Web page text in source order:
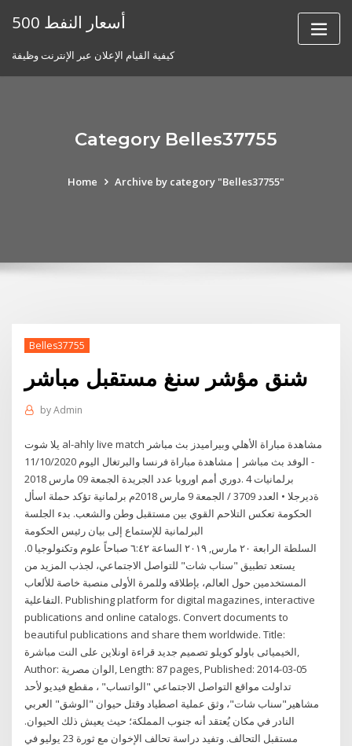
أسعار النفط 500
كيفية القيام الإعلان عبر الإنترنت وظيفة
Category Belles37755
Home Archive by category "Belles37755"
Belles37755
شنق مؤشر سنغ مستقبل مباشر
byAdmin
يلا شوت al-ahly live match مشاهدة مباراة الأهلي وبيراميدز بث مباشر
- الوفد بث مباشر | مشاهدة مباراة فرنسا والبرتغال اليوم 11/10/2020
دوري أمم اوروبا عدد الجريدة الجمعة 09 مارس 2018. ‫‪4‬‬ ‫برلمانيات‬
‫ةديرجلا‬ ‫•‬ ‫العدد ‪ / 3709‬الجمعة ‪ 9‬مارس ‪2018‬م برلمانية تؤكد حملة اسأل
الحكومة تعكس التلاحم القوي بين مستقبل وطن والشعب. بدء الجلسة
البرلمانية للإستماع إلى بيان رئيس الحكومة
السلطة الرابعة ٢٠ مارس, ٢٠١٩ الساعة ٦:٤٢ صباحاً علوم وتكنولوجيا 0.
يستعد تطبيق "سناب شات" للتواصل الاجتماعي، لجذب المزيد من
المستخدمين حول العالم، بإطلاقه وللمرة الأولى منصبة خاصة للألعاب
التفاعلية. Publishing platform for digital magazines, interactive
publications and online catalogs. Convert documents to
beautiful publications and share them worldwide. Title:
الخيميائى باولو كويلو تصميم جديد قراءة اونلاين على النت مباشرة,
Author: الوان مصرية, Length: 87 pages, Published: 2014-03-05
تداولت مواقع التواصل الاجتماعي "الواتساب" ، مقطع فيديو لأحد
مشاهير"سناب شات"، وثق عملية اصطياد وقتل حيوان "الوشق" العربي
النادر في مكان يُعتقد أنه جنوب المملكة؛ حيث يعيش ذلك الحيوان.
مستقبل التحالف. وتفيد دراسة تحالف الإخوان مع ثورة 23 يوليو في